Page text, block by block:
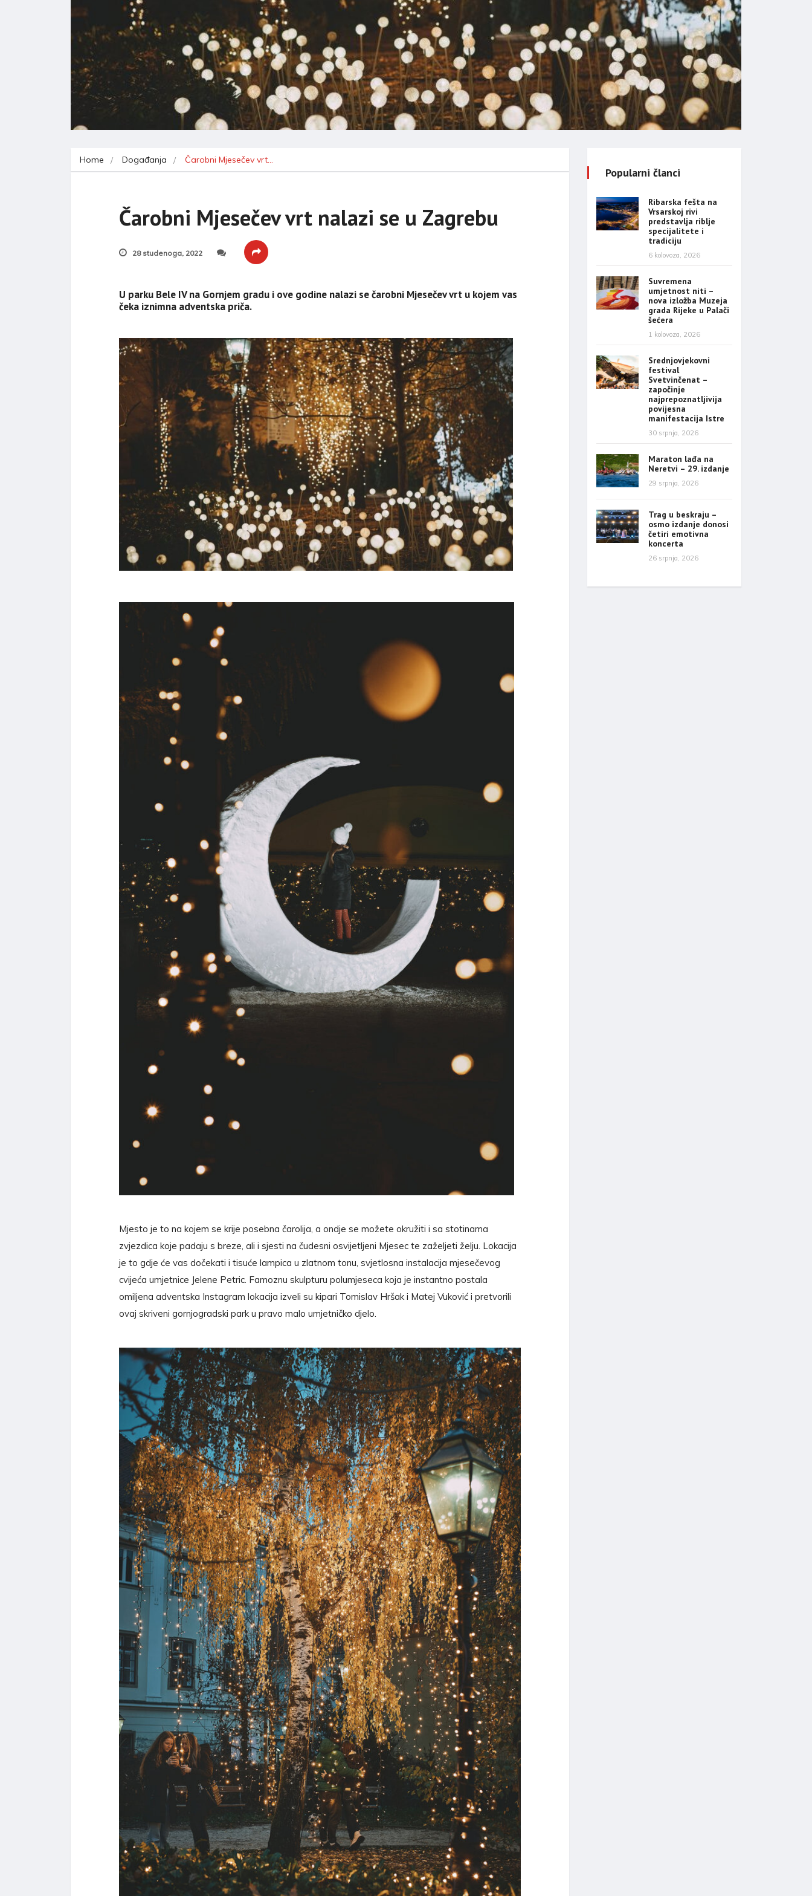
Home Događanja Čarobni Mjesečev vrt…
Čarobni Mjesečev vrt nalazi se u Zagrebu
28 studenoga, 2022
U parku Bele IV na Gornjem gradu i ove godine nalazi se čarobni Mjesečev vrt u kojem vas
čeka iznimna adventska priča.
Mjesto je to na kojem se krije posebna čarolija, a ondje se možete okružiti i sa stotinama
zvjezdica koje padaju s breze, ali i sjesti na čudesni osvijetljeni Mjesec te zaželjeti želju. Lokacija
je to gdje će vas dočekati i tisuće lampica u zlatnom tonu, svjetlosna instalacija mjesečevog
cvijeća umjetnice Jelene Petric. Famoznu skulpturu polumjeseca koja je instantno postala
omiljena adventska Instagram lokacija izveli su kipari Tomislav Hršak i Matej Vuković i pretvorili
ovaj skriveni gornjogradski park u pravo malo umjetničko djelo.
Popularni članci
Ribarska fešta na
Vrsarskoj rivi
predstavlja riblje
specijalitete i
tradiciju
6 kolovoza, 2026
Suvremena
umjetnost niti –
nova izložba Muzeja
grada Rijeke u Palači
šećera
1 kolovoza, 2026
Srednjovjekovni
festival
Svetvinčenat –
započinje
najprepoznatljivija
povijesna
manifestacija Istre
30 srpnja, 2026
Maraton lađa na
Neretvi – 29. izdanje
29 srpnja, 2026
Trag u beskraju –
osmo izdanje donosi
četiri emotivna
koncerta
26 srpnja, 2026